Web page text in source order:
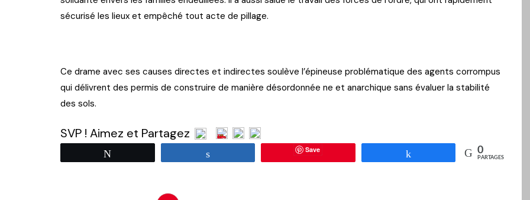
sécurisé les lieux et empêché tout acte de pillage.
Ce drame avec ses causes directes et indirectes soulève l’épineuse problématique des agents corrompus
qui délivrent des permis de construire de manière désordonnée ne et anarchique sans évaluer la stabilité
des sols.
SVP ! Aimez et Partagez
Save 0
PARTAGES